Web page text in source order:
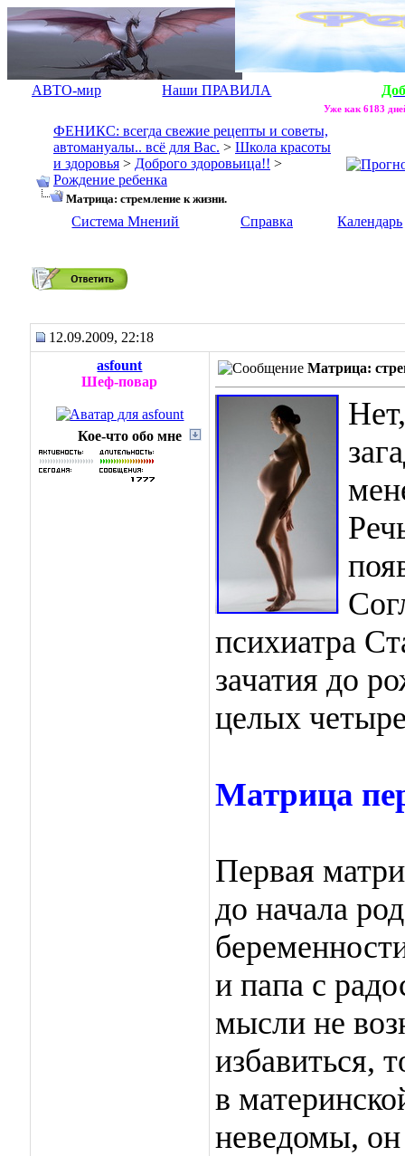
АВТО-мир Наши ПРАВИЛА
Уже как 6183
ФЕНИКС: всегда свежие рецепты и советы,
автомануалы.. всё для Вас. > Школа красоты
и здоровья > Доброго здоровьица!! >
Рождение ребенка
Матрица: стремление к жизни.
Система Мнений Справка Календарь
12.09.2009, 22:18
asfount
Шеф-повар
Кое-что обо мне
Матрица:
психиатра
зачатия до
целых
Матрица
Первая
до начала
и папа с
мысли не
избавиться,
в
неведомы, он